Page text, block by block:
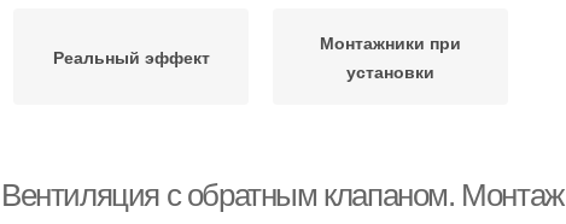
Реальный эффект
Монтажники при
установки
Вентиляция с обратным клапаном. Монтаж